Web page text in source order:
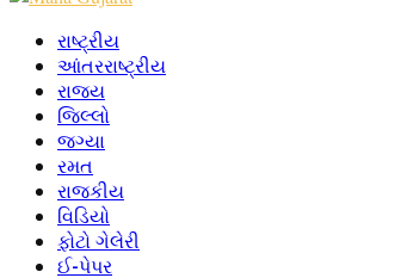
રાષ્ટ્રીય
આંતરરાષ્ટ્રીય
રાજ્ય
જિલ્લો
જગ્યા
રમત
રાજકીય
વિડિયો
ફોટો ગેલેરી
ઈ-પેપર